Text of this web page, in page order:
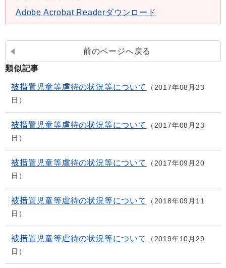
Adobe Acrobat Readerダウンロード
前のページへ戻る
類似記事
被措置児童等虐待の状況等について
2017年08月23
日
被措置児童等虐待の状況等について
2017年08月23
日
被措置児童等虐待の状況等について
2017年09月20
日
被措置児童等虐待の状況等について
2018年09月11
日
被措置児童等虐待の状況等について
2019年10月29
日